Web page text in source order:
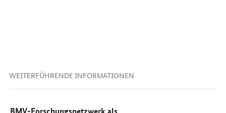
WEITERFÜHRENDE INFORMATIONEN